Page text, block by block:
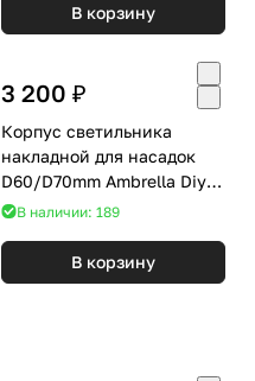
В корзину
3 200 ₽
Корпус светильника
накладной для насадок
D60/D70mm Ambrella Diy
Spot C1122
В наличии: 189
В корзину